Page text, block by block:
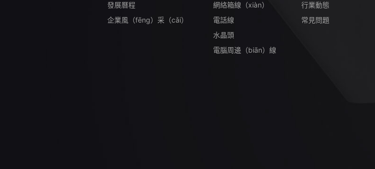
發展曆程
企業風（fēng）采（cǎi）
網絡箱線（xiàn）
電話線
水晶頭
電腦周邊（biān）線
行業動態
常見問題